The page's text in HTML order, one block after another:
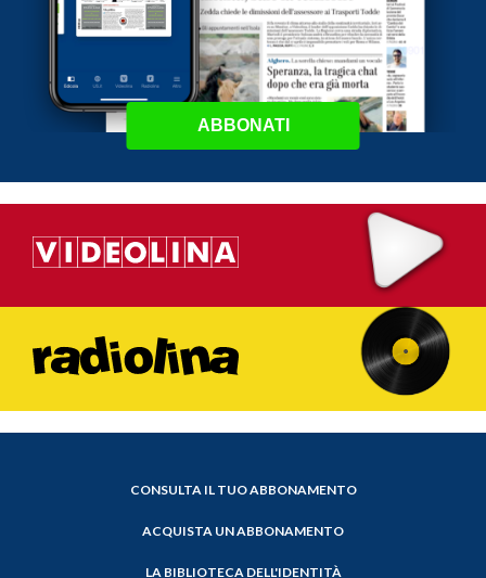
ABBONATI
CONSULTA IL TUO ABBONAMENTO
ACQUISTA UN ABBONAMENTO
LA BIBLIOTECA DELL'IDENTITÀ